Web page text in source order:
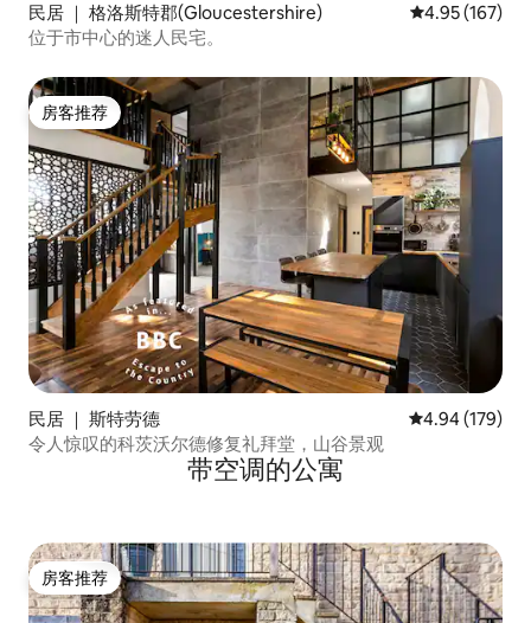
民居 ｜ 格洛斯特郡(Gloucestershire) 平均评分 4.95
4.95 (167)
位于市中心的迷人民宅。
房客推荐
房客推荐
民居 ｜ 斯特劳德 平均评分 4.94
4.94 (179)
令人惊叹的科茨沃尔德修复礼拜堂，山谷景观
带空调的公寓
房客推荐
房客推荐